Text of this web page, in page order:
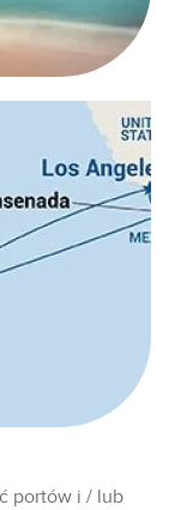
portów i / lub